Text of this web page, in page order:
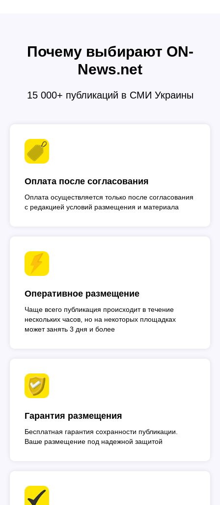
Почему выбирают ON-
News.net
15 000+ публикаций в СМИ Украины
Оплата после согласования
Оплата осуществляется только после согласования
с редакцией условий размещения и материала
Оперативное размещение
Чаще всего публикация происходит в течение
нескольких часов, но на некоторых площадках
может занять 3 дня и более
Гарантия размещения
Бесплатная гарантия сохранности публикации.
Ваше размещение под надежной защитой